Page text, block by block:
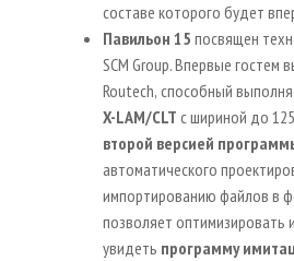
составе которого будет
Павильон 15 посвящен
SCM Group. Впервые гостем
Routech, способный
X-LAM/CLT с шириной до
второй версией
автоматического
импортированию файлов в
позволяет оптимизировать
увидеть программу